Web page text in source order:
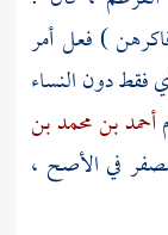
) فعل أمر
دون النساء
أحمد بن محمد بن
في الأصح ،